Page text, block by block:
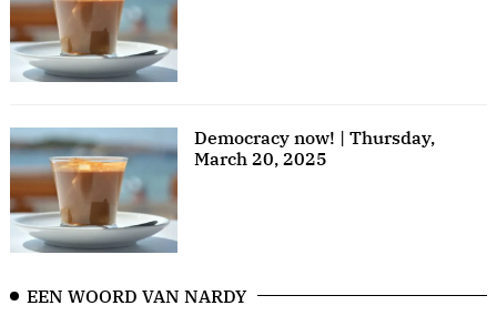
Democracy now! | Thursday,
March 20, 2025
EEN WOORD VAN NARDY